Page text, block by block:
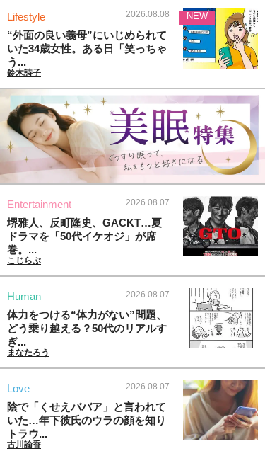
Lifestyle 2026.08.08
“外面の良い義母”にいじめられて
いた34歳女性。ある日「笑っちゃ
う...
鈴木詩子
NEW
Entertainment 2026.08.07
堺雅人、反町隆史、GACKT…夏
ドラマを「50代イケオジ」が席
巻。...
こじらぶ
Human 2026.08.07
体力をつける“体力がない”問題、
どう乗り越える？50代のリアルす
ぎ...
まなたろう
Love 2026.08.07
陰で「くせえババア」と言われて
いた…年下彼氏のウラの顔を知り
トラウ...
古川諭香